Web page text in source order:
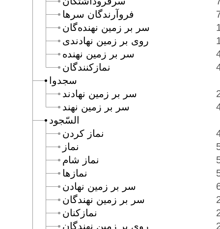
سجدوا
السّجود
فروآرندگان سرها
سر بر زمين نهنده‌گان
روى بر زمين نهادندى
سر بر زمين نهنده
نمازكنندگان
سر بر زمين نهادند
سر بر زمين نهند
نماز كردن
نماز
نماز شام
نمازها
سر بر زمين نهادن
سر بر زمين نهندگان
نمازكنان
روى بر زمين نهندگان